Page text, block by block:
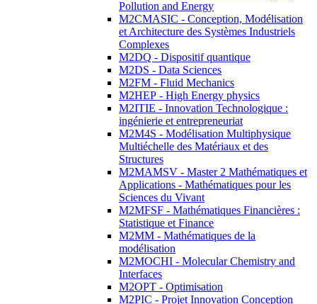
Pollution and Energy
M2CMASIC - Conception, Modélisation
et Architecture des Systèmes Industriels
Complexes
M2DQ - Dispositif quantique
M2DS - Data Sciences
M2FM - Fluid Mechanics
M2HEP - High Energy physics
M2ITIE - Innovation Technologique :
ingénierie et entrepreneuriat
M2M4S - Modélisation Multiphysique
Multiéchelle des Matériaux et des
Structures
M2MAMSV - Master 2 Mathématiques et
Applications - Mathématiques pour les
Sciences du Vivant
M2MFSF - Mathématiques Financières :
Statistique et Finance
M2MM - Mathématiques de la
modélisation
M2MOCHI - Molecular Chemistry and
Interfaces
M2OPT - Optimisation
M2PIC - Projet Innovation Conception